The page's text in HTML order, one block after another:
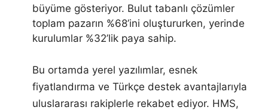
büyüme gösteriyor. Bulut tabanlı çözümler
toplam pazarın %68’ini oluştururken, yerinde
kurulumlar %32’lik paya sahip.
Bu ortamda yerel yazılımlar, esnek
fiyatlandırma ve Türkçe destek avantajlarıyla
uluslararası rakiplerle rekabet ediyor. HMS,